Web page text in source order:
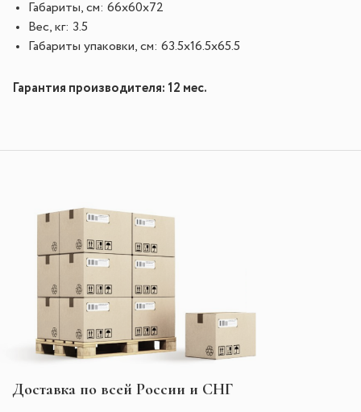
Габариты, см: 66x60x72
Вес, кг: 3.5
Габариты упаковки, см: 63.5x16.5x65.5
Гарантия производителя: 12 мес.
Доставка по всей России и СНГ